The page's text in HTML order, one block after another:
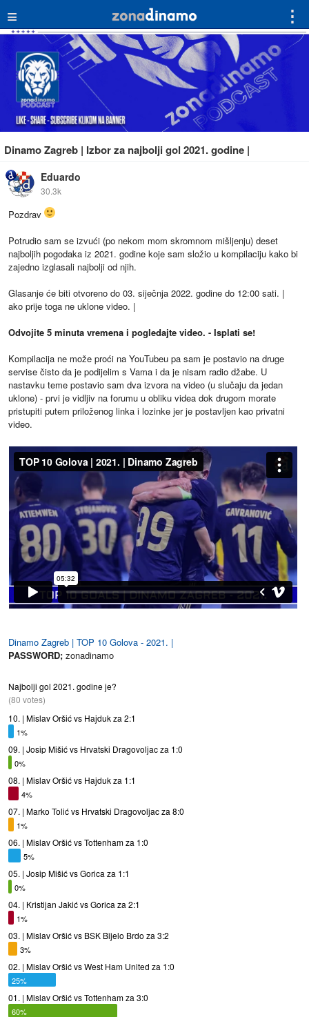
≡ ⋮
Dinamo Zagreb | Izbor za najbolji gol 2021. godine |
Eduardo
30.3k
Pozdrav
Potrudio sam se izvući (po nekom mom skromnom mišljenju) deset
najboljih pogodaka iz 2021. godine koje sam složio u kompilaciju kako bi
zajedno izglasali najbolji od njih.
Glasanje će biti otvoreno do 03. siječnja 2022. godine do 12:00 sati. |
ako prije toga ne uklone video. |
Odvojite 5 minuta vremena i pogledajte video. - Isplati se!
Kompilacija ne može proći na YouTubeu pa sam je postavio na druge
servise čisto da je podijelim s Vama i da je nisam radio džabe. U
nastavku teme postavio sam dva izvora na video (u slučaju da jedan
uklone) - prvi je vidljiv na forumu u obliku videa dok drugom morate
pristupiti putem priloženog linka i lozinke jer je postavljen kao privatni
video.
Dinamo Zagreb | TOP 10 Golova - 2021. |
PASSWORD; zonadinamo
Najbolji gol 2021. godine je?
(80 votes)
10. | Mislav Oršić vs Hajduk za 2:1
1%
09. | Josip Mišić vs Hrvatski Dragovoljac za 1:0
0%
08. | Mislav Oršić vs Hajduk za 1:1
4%
07. | Marko Tolić vs Hrvatski Dragovoljac za 8:0
1%
06. | Mislav Oršić vs Tottenham za 1:0
5%
05. | Josip Mišić vs Gorica za 1:1
0%
04. | Kristijan Jakić vs Gorica za 2:1
1%
03. | Mislav Oršić vs BSK Bijelo Brdo za 3:2
3%
02. | Mislav Oršić vs West Ham United za 1:0
25%
01. | Mislav Oršić vs Tottenham za 3:0
60%